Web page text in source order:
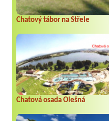
Chatový tábor na Střele
Chatová osada Olešná